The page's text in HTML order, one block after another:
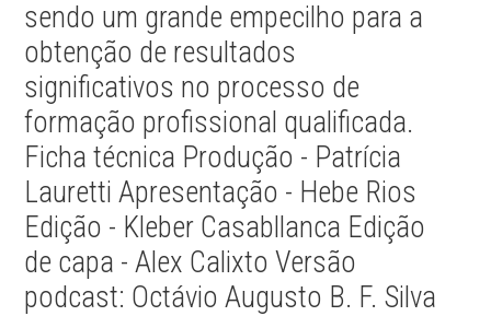
sendo um grande empecilho para a
obtenção de resultados
significativos no processo de
formação profissional qualificada.
Ficha técnica Produção - Patrícia
Lauretti Apresentação - Hebe Rios
Edição - Kleber Casabllanca Edição
de capa - Alex Calixto Versão
podcast: Octávio Augusto B. F. Silva